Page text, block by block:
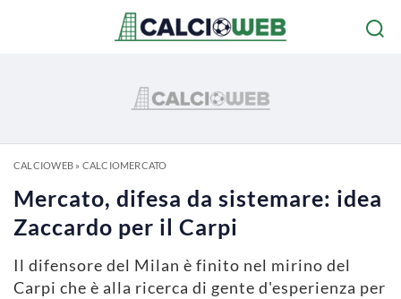
CALCIOWEB» CALCIOMERCATO
Mercato, difesa da sistemare: idea
Zaccardo per il Carpi
Il difensore del Milan è finito nel mirino del
Carpi che è alla ricerca di gente d'esperienza per